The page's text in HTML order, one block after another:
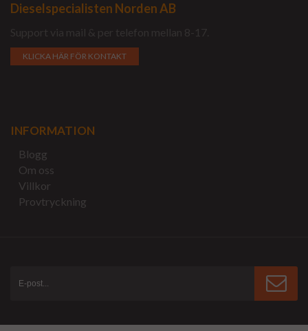
Dieselspecialisten Norden AB
Support via mail & per telefon mellan 8-17.
KLICKA HÄR FÖR KONTAKT
INFORMATION
Blogg
Om oss
Villkor
Provtryckning